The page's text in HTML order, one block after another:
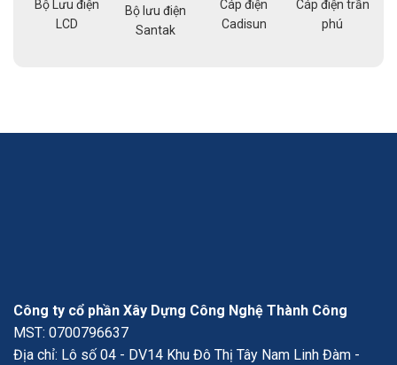
Bộ Lưu điện
LCD
Bộ lưu điện
Santak
Cáp điện
Cadisun
Cáp điện trần
phú
Công ty cổ phần Xây Dựng Công Nghệ Thành Công
MST: 0700796637
Địa chỉ: Lô số 04 - DV14 Khu Đô Thị Tây Nam Linh Đàm -